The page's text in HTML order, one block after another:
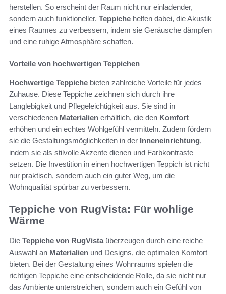
herstellen. So erscheint der Raum nicht nur einladender,
sondern auch funktioneller. Teppiche helfen dabei, die Akustik
eines Raumes zu verbessern, indem sie Geräusche dämpfen
und eine ruhige Atmosphäre schaffen.
Vorteile von hochwertigen Teppichen
Hochwertige Teppiche bieten zahlreiche Vorteile für jedes
Zuhause. Diese Teppiche zeichnen sich durch ihre
Langlebigkeit und Pflegeleichtigkeit aus. Sie sind in
verschiedenen Materialien erhältlich, die den Komfort
erhöhen und ein echtes Wohlgefühl vermitteln. Zudem fördern
sie die Gestaltungsmöglichkeiten in der Inneneinrichtung,
indem sie als stilvolle Akzente dienen und Farbkontraste
setzen. Die Investition in einen hochwertigen Teppich ist nicht
nur praktisch, sondern auch ein guter Weg, um die
Wohnqualität spürbar zu verbessern.
Teppiche von RugVista: Für wohlige
Wärme
Die Teppiche von RugVistaüberzeugen durch eine reiche
Auswahl an Materialien und Designs, die optimalen Komfort
bieten. Bei der Gestaltung eines Wohnraums spielen die
richtigen Teppiche eine entscheidende Rolle, da sie nicht nur
das Ambiente unterstreichen, sondern auch ein Gefühl von